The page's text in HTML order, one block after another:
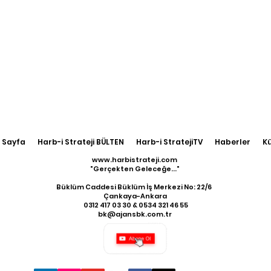
Sayfa Harb-i Strateji BÜLTEN Harb-i StratejiTV Haberler
www.harbistrateji.com
"Gerçekten Geleceğe..."
Büklüm Caddesi Büklüm İş Merkezi No: 22/6
Çankaya-Ankara
​ 0312 417 03 30 & 0534 321 46 55
bk@ajansbk.com.tr